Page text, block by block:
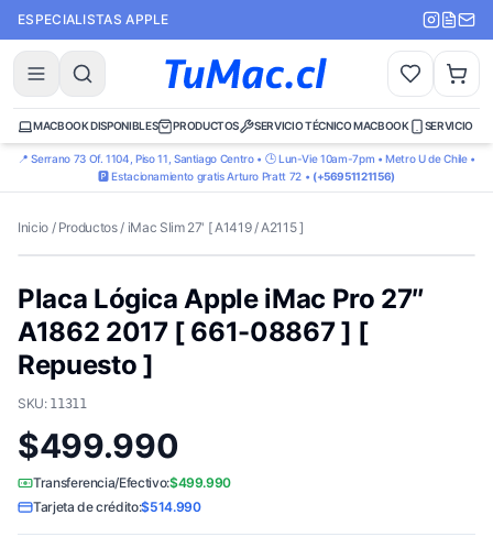
ESPECIALISTAS APPLE
MACBOOK DISPONIBLES PRODUCTOS SERVICIO TÉCNICO MACBOOK SERVICIO
📍 Serrano 73 Of. 1104, Piso 11, Santiago Centro • 🕒 Lun-Vie 10am-7pm • Metro U de Chile •
🅿️ Estacionamiento gratis Arturo Pratt 72 • (+56951121156)
Inicio/ Productos/ iMac Slim 27' [ A1419 / A2115 ]
Placa Lógica Apple iMac Pro 27″
A1862 2017 [ 661-08867 ] [
Repuesto ]
SKU: 11311
$499.990
Transferencia/Efectivo:$499.990
Tarjeta de crédito:$514.990